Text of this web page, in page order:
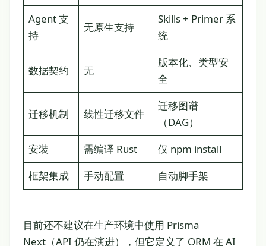
Agent 支
持
无原生支持
Skills + Primer 系
统
数据契约 无
版本化、类型安
全
迁移机制 线性迁移文件
迁移图谱
（DAG）
安装
需编译 Rust
仅 npm install
框架集成
手动配置 自动脚手架
目前还不建议在生产环境中使用 Prisma
Next（API 仍在演进），但它定义了 ORM 在 AI